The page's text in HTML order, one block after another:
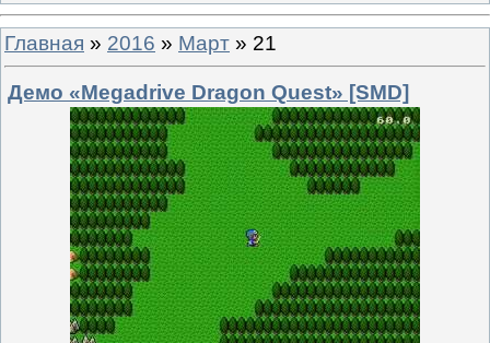
Главная » 2016 » Март » 21
Демо «Megadrive Dragon Quest» [SMD]